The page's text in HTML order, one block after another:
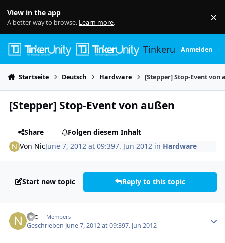
View in the app
A better way to browse. Learn more. ×
TinkerunityAnmelden
Startseite Deutsch Hardware [Stepper] Stop-Event von
[Stepper] Stop-Event von außen
Share
Folgen diesem Inhalt
Von NicJune 7, 2012 at 09:397. Jun 2012 in Hardware
Start new topic Reply to this topic
Nic Members
Geschrieben June 7, 2012 at 09:397. Jun 2012